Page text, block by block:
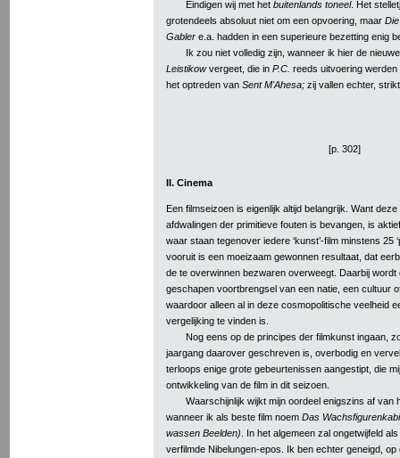
Eindigen wij met het buitenlands toneel. Het
grotendeels absoluut niet om een opvoering, maar
Gabler e.a. hadden in een superieure bezetting enig
Ik zou niet volledig zijn, wanneer ik hier de
Leistikowvergeet, die in P.C. reeds uitvoering
het optreden van Sent M'Ahesa; zij vallen echter,
[p. 302]
II. Cinema
Een filmseizoen is eigenlijk altijd belangrijk. Want
afdwalingen der primitieve fouten is bevangen, is
waar staan tegenover iedere ‘kunst’-film minstens 25
vooruit is een moeizaam gewonnen resultaat, dat
de te overwinnen bezwaren overweegt. Daarbij wordt
geschapen voortbrengsel van een natie, een cultuur
waardoor alleen al in deze cosmopolitische veelheid
vergelijking te vinden is.
Nog eens op de principes der filmkunst ingaan,
jaargang daarover geschreven is, overbodig en
terloops enige grote gebeurtenissen aangestipt, die
ontwikkeling van de film in dit seizoen.
Waarschijnlijk wijkt mijn oordeel enigszins af van
wanneer ik als beste film noem Das
wassen Beelden) . In het algemeen zal ongetwijfeld
verfilmde Nibelungen-epos. Ik ben echter geneigd,